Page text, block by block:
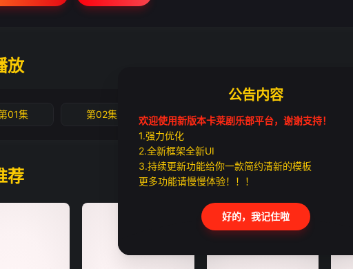
放
01集 第02集 第03集 第04集
荐
公告内容
欢迎使用新版本卡莱剧乐部平台，谢谢支持！
1.强力优化
2.全新框架全新UI
3.持续更新功能给你一款简约清新的模板
更多功能请慢慢体验！！！
好的，我记住啦